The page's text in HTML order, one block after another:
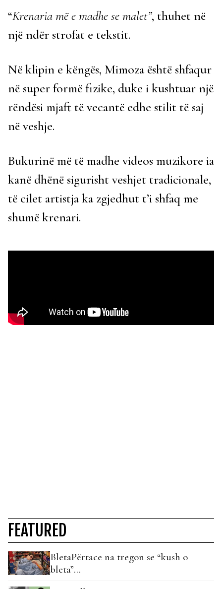
“Krenaria më e madhe se malet”, thuhet në
një ndër strofat e tekstit.
Në klipin e këngës, Mimoza është shfaqur
në super formë fizike, duke i kushtuar një
rëndësi mjaft të vecantë edhe stilit të saj
në veshje.
Bukurinë më të madhe videos muzikore ia
kanë dhënë sigurisht veshjet tradicionale,
të cilet artistja ka zgjedhut t’i shfaq me
shumë krenari.
FEATURED
BletaPërtace na tregon se “kush o
bleta”…